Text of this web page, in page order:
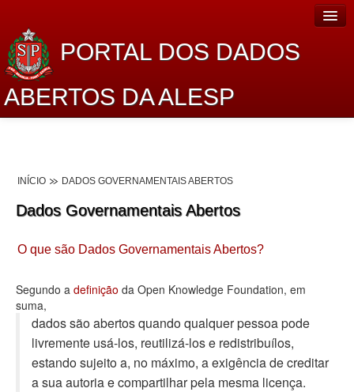
PORTAL DOS DADOS
ABERTOS DA ALESP
Lei de Acesso à Informação
Dados Governamentais Abertos
Planejamento
Catálogo de dados
Processo Legislativo
Deputados Estaduais
INÍCIO DADOS GOVERNAMENTAIS ABERTOS
Dados Governamentais Abertos
O que são Dados Governamentais Abertos?
Segundo a definição da Open Knowledge Foundation, em
suma,
dados são abertos quando qualquer pessoa pode
livremente usá-los, reutilizá-los e redistribuí­los,
estando sujeito a, no máximo, a exigência de creditar
a sua autoria e compartilhar pela mesma licença.